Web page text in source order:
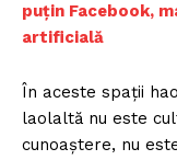
puțin Facebook,
artificială
În aceste spații
laolaltă nu este
cunoaștere, nu